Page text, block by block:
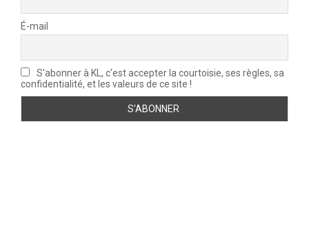
É-mail
S'abonner à KL, c'est accepter la courtoisie, ses règles, sa
confidentialité, et les valeurs de ce site !